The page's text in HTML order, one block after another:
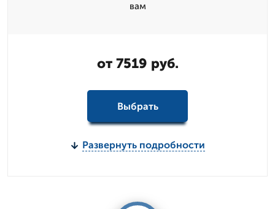
вам
от 7519 руб.
Выбрать
Развернуть подробности